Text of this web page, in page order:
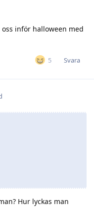
inför halloween med
5 Svara
Hur lyckas man